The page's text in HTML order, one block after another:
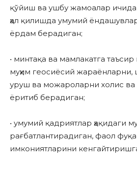
қўйиш ва ушбу жамоалар
ҳал қилишда умумий
ёрдам берадиган;
• минтақа ва мамлакатга
муҳим геосиёсий
уруш ва можароларни холис ва
ёритиб берадиган;
• умумий қадриятлар ҳақидаги
рағбатлантирадиган, фаол
имкониятларини